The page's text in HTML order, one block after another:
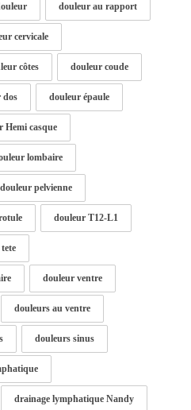
douleur au rapport
cervicale
côtes douleur coude
dos douleur épaule
Hemi casque
lombaire
douleur pelvienne
douleur T12-L1
douleur ventre
douleurs au ventre
douleurs sinus
drainage lymphatique Nandy